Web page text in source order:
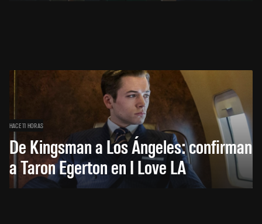
HACE 11 HORAS
De Kingsman a Los Ángeles: confirman
a Taron Egerton en I Love LA